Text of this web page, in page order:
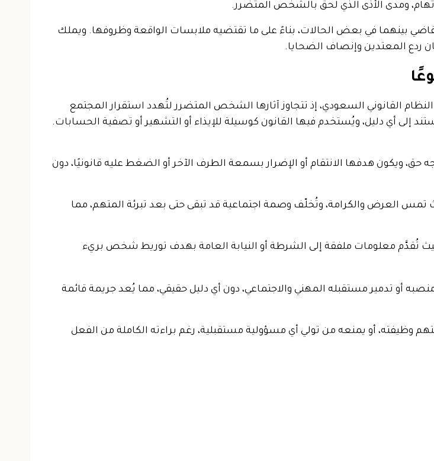
ومدى الأذى الذي لحق بالشخص المتضرر.
بينهما في بعض الحالات، بناءً على ما تقتضيه ملابسات الواقعة وظروفها. ويملك
ردع المعتدين وإنصاف الضحايا.
القانوني السعودي، إذ تتجاوز آثارها الشخص المتضرر لتُهدد استقرار المجتمع
إلى أي دليل، ويُستخدم فيها القانون كوسيلة للإيذاء أو التشهير أو تصفية الحسابات.
ويكون هدفها الانتقام أو الإضرار بسمعة الطرف الآخر أو الضغط عليه قانونيًا، دون
تمس العرض والكرامة، وتُخلّف وصمة اجتماعية قد تبقى حتى بعد تبرئة المتهم، مما
تُقدَّم معلومات ملفقة إلى الشرطة أو النيابة العامة بهدف توريط شخص بريء
أو تدمير مستقبله المهني والاجتماعي، دون أي دليل حقيقي، مما يُعد جريمة قائمة
وظيفته، أو يمنعه من تولي أي مسؤولية مستقبلية، رغم براءته الكاملة من الفعل